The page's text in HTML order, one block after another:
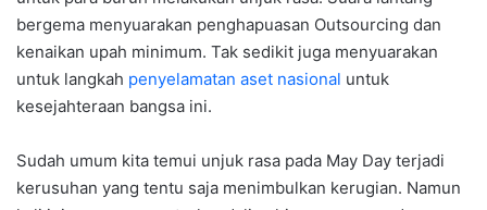
bergema menyuarakan penghapuasan Outsourcing dan
kenaikan upah minimum. Tak sedikit juga menyuarakan
untuk langkah penyelamatan aset nasional untuk
kesejahteraan bangsa ini.
Sudah umum kita temui unjuk rasa pada May Day terjadi
kerusuhan yang tentu saja menimbulkan kerugian. Namun